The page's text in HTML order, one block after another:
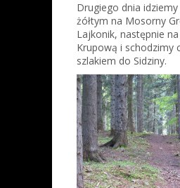
Drugiego dnia
żółtym na Mosorny
Lajkonik, następnie
Krupową i schodzimy
szlakiem do Sidziny.